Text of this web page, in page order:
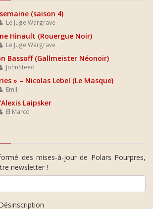
(saison 4)
Le Juge Wargrave
Hinault (Rouergue Noir)
Le Juge Wargrave
Bassoff (Gallmeister Néonoir)
JohnSteed
» – Nicolas Lebel (Le Masque)
Emil
Laipsker
El Marco
des mises-à-jour de Polars Pourpres,
newsletter !